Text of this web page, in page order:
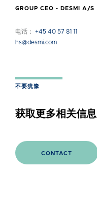
不要犹豫
获取更多相关信息
CONTACT
GROUP CEO - DESMI A/S
电话： +45 40 57 81 11
hs@desmi.com